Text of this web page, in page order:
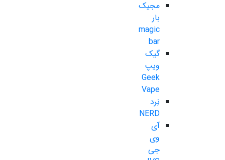
مجیک
بار
magic
bar
گیک
ویپ
Geek
Vape
نِرد
NERD
آی
وی
جی